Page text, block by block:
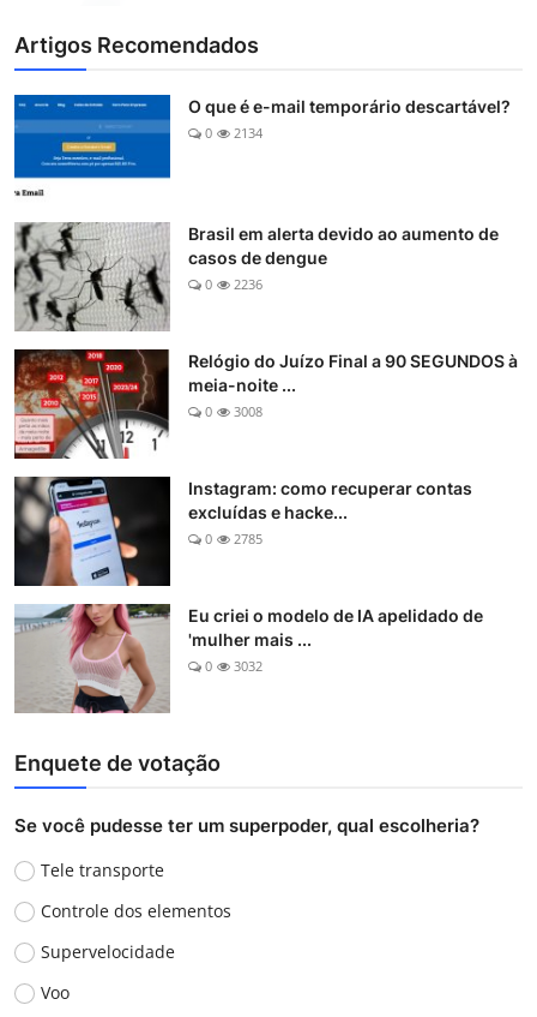
Artigos Recomendados
O que é e-mail temporário descartável?
0 2134
Brasil em alerta devido ao aumento de
casos de dengue
0 2236
Relógio do Juízo Final a 90 SEGUNDOS à
meia-noite ...
0 3008
Instagram: como recuperar contas
excluídas e hacke...
0 2785
Eu criei o modelo de IA apelidado de
'mulher mais ...
0 3032
Enquete de votação
Se você pudesse ter um superpoder, qual escolheria?
Tele transporte
Controle dos elementos
Supervelocidade
Voo